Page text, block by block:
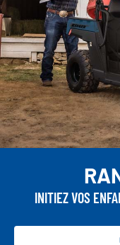
INITIEZ VOS